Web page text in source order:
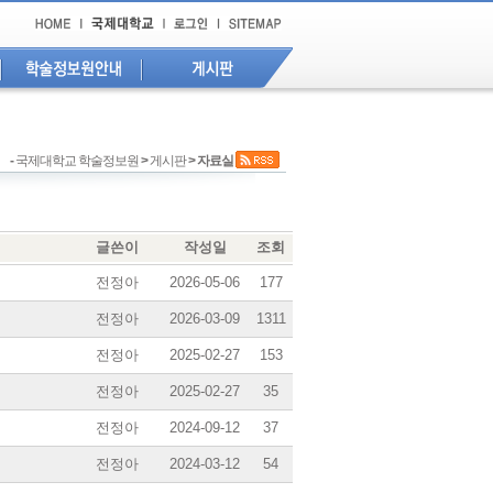
-국제대학교 학술정보원 >게시판> 자료실
글쓴이 작성일 조회
전정아 2026-05-06 177
전정아 2026-03-09 1311
전정아 2025-02-27 153
전정아 2025-02-27 35
전정아 2024-09-12 37
전정아 2024-03-12 54